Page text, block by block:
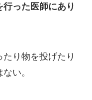
った医師にあり
り物を投げたり
い。